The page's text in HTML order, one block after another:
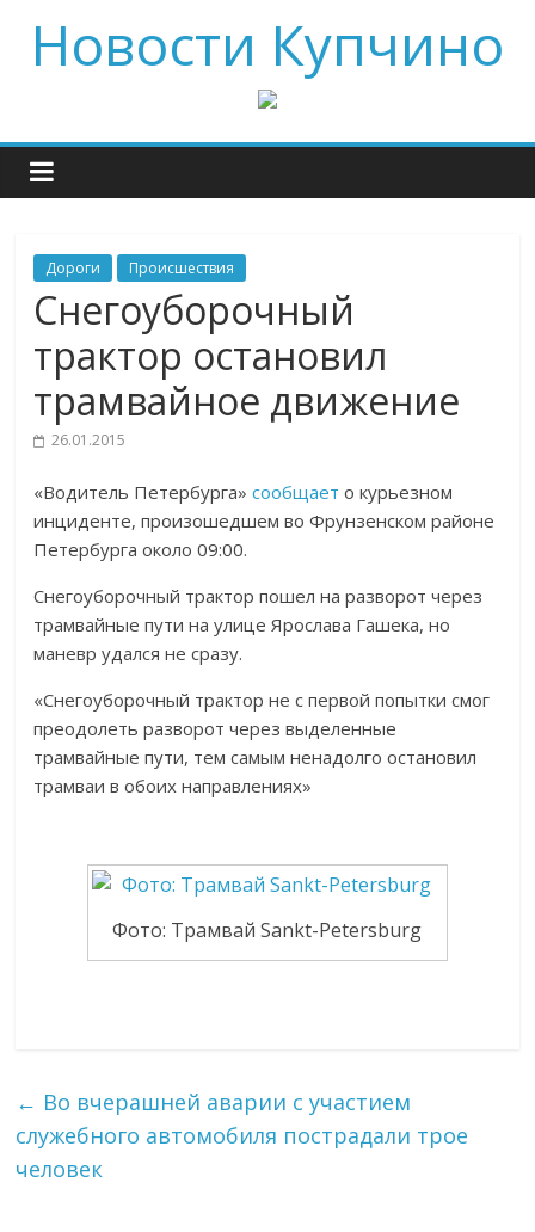
Новости Купчино
Дороги Происшествия
Снегоуборочный
трактор остановил
трамвайное движение
26.01.2015
«Водитель Петербурга»сообщаето курьезном
инциденте, произошедшем во Фрунзенском районе
Петербурга около 09:00.
Снегоуборочный трактор пошел на разворот через
трамвайные пути на улице Ярослава Гашека, но
маневр удался не сразу.
«Снегоуборочный трактор не с первой попытки смог
преодолеть разворот через выделенные
трамвайные пути, тем самым ненадолго остановил
трамваи в обоих направлениях»
Фото: Трамвай Sankt-Petersburg
← Во вчерашней аварии с участием
служебного автомобиля пострадали трое
человек